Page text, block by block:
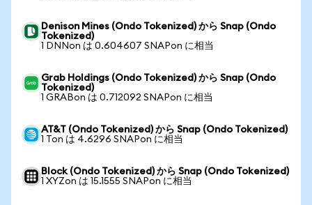
Denison Mines (Ondo Tokenized) から Snap (Ondo
Tokenized)
1 DNNon は 0.604607 SNAPon に相当
Grab Holdings (Ondo Tokenized) から Snap (Ondo
Tokenized)
1 GRABon は 0.712092 SNAPon に相当
AT&T (Ondo Tokenized) から Snap (Ondo Tokenized)
1 Ton は 4.6296 SNAPon に相当
Block (Ondo Tokenized) から Snap (Ondo Tokenized)
1 XYZon は 15.1555 SNAPon に相当